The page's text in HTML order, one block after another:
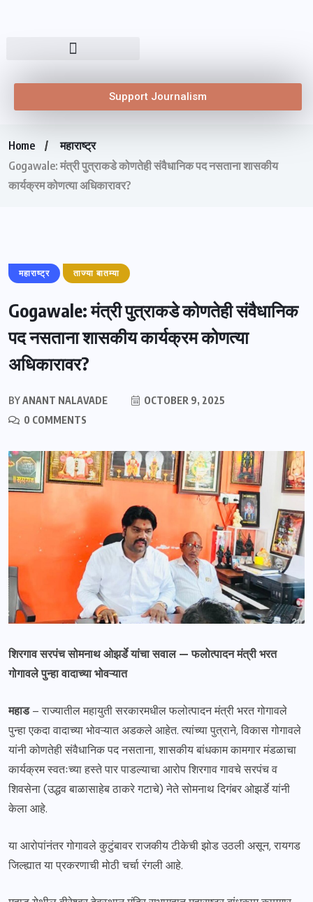
Support Journalism
Home
महाराष्ट्र
Gogawale: मंत्री पुत्राकडे कोणतेही संवैधानिक पद नसताना शासकीय
कार्यक्रम कोणत्या अधिकारावर?
महाराष्ट्र ताज्या बातम्या
Gogawale: मंत्री पुत्राकडे कोणतेही संवैधानिक
पद नसताना शासकीय कार्यक्रम कोणत्या
अधिकारावर?
BYANANT NALAVADE
OCTOBER 9, 2025
0 COMMENTS
शिरगाव सरपंच सोमनाथ ओझर्डे यांचा सवाल — फलोत्पादन मंत्री भरत
गोगावले पुन्हा वादाच्या भोवऱ्यात
महाड– राज्यातील महायुती सरकारमधील फलोत्पादन मंत्री भरत गोगावले
पुन्हा एकदा वादाच्या भोवऱ्यात अडकले आहेत. त्यांच्या पुत्राने, विकास गोगावले
यांनी कोणतेही संवैधानिक पद नसताना, शासकीय बांधकाम कामगार मंडळाचा
कार्यक्रम स्वतःच्या हस्ते पार पाडल्याचा आरोप शिरगाव गावचे सरपंच व
शिवसेना (उद्धव बाळासाहेब ठाकरे गटाचे) नेते सोमनाथ दिगंबर ओझर्डे यांनी
केला आहे.
या आरोपांनंतर गोगावले कुटुंबावर राजकीय टीकेची झोड उठली असून, रायगड
जिल्ह्यात या प्रकरणाची मोठी चर्चा रंगली आहे.